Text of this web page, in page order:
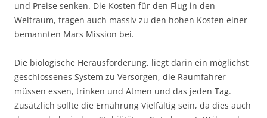
und Preise senken. Die Kosten für den Flug in den
Weltraum, tragen auch massiv zu den hohen Kosten einer
bemannten Mars Mission bei.
Die biologische Herausforderung, liegt darin ein möglichst
geschlossenes System zu Versorgen, die Raumfahrer
müssen essen, trinken und Atmen und das jeden Tag.
Zusätzlich sollte die Ernährung Vielfältig sein, da dies auch